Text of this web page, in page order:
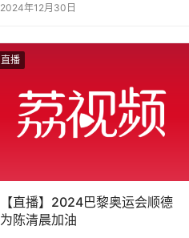
2024年12月30日
直播
【直播】2024巴黎奥运会顺德
为陈清晨加油